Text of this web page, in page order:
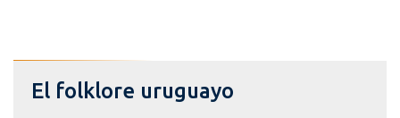
El folklore uruguayo